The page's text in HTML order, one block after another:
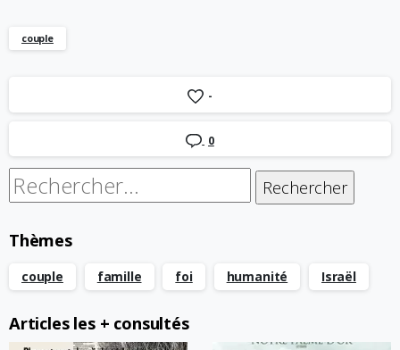
couple
-
0
Rechercher :
Thèmes
couple famille foi humanité Israël
Articles les + consultés